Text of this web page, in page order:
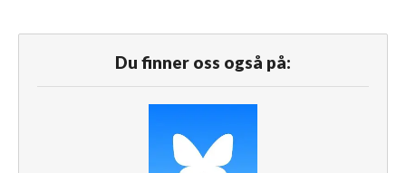
Du finner oss også på: